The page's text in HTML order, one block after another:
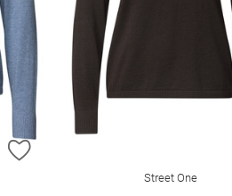
ZUR WUNSCHLISTE HINZUFÜGEN
Street One